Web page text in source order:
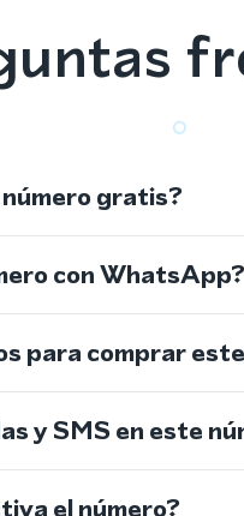
gratis?
con WhatsApp?
para comprar
y SMS en este
el número?